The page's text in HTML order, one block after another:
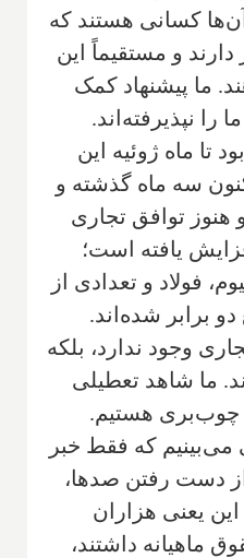
کسانی هستند که
و مستقیماً این
ما پیشنهاد کمک
را نپذیرفته‌اند.
تا ماه ژوئیه این
سه ماه گذشته و
هنوز توافق تجاری
یافته است؛
فولاد و تعدادی از
برابر شده‌اند.
وجود ندارد، بلکه
ما شاهد تعطیلی
چوب‌بری هستیم.
می‌بینیم که فقط خبر
از دست رفتن صدها،
یعنی هزاران
ماهیانه داشتند،